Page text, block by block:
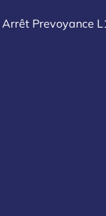
Prevoyance